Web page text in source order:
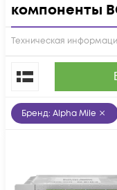
компоненты
Техническая
По
Бренд: Alpha Mile